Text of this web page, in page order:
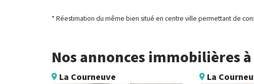
* Réestimation du même bien situé en centre ville permettant de
Nos annonces immobilières
La Courneuve La